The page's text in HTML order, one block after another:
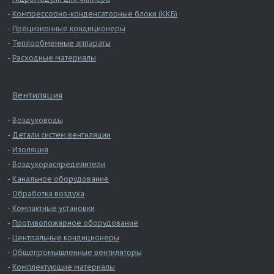
Компрессорно-конденсаторные блоки (ККБ)
Прецизионные кондиционеры
Теплообменные аппараты
Расходные материалы
Вентиляция
Воздуховоды
Детали систем вентиляции
Изоляция
Воздухораспределители
Канальное оборудование
Обработка воздуха
Компактные установки
Противопожарное оборудование
Центральные кондиционеры
Общепромышленные вентиляторы
Комплектующие материалы